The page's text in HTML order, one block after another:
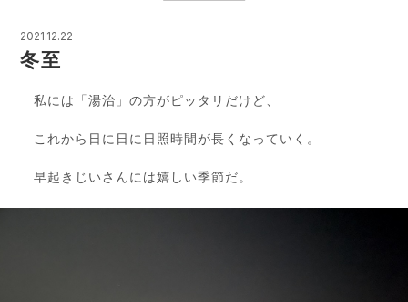
2021.12.22
冬至
私には「湯治」の方がピッタリだけど、
これから日に日に日照時間が長くなっていく。
早起きじいさんには嬉しい季節だ。